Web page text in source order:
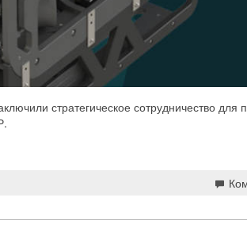
стратегическое сотрудничество для